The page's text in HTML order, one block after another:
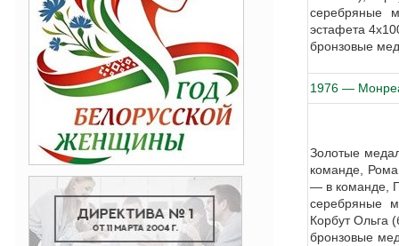
серебряные
эстафета
бронзовые
1976 —
Золотые
команде,
— в команде,
серебряные
Корбут Ольга
бронзовые